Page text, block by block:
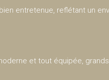
entretenue, reflétant un
et tout équipée,